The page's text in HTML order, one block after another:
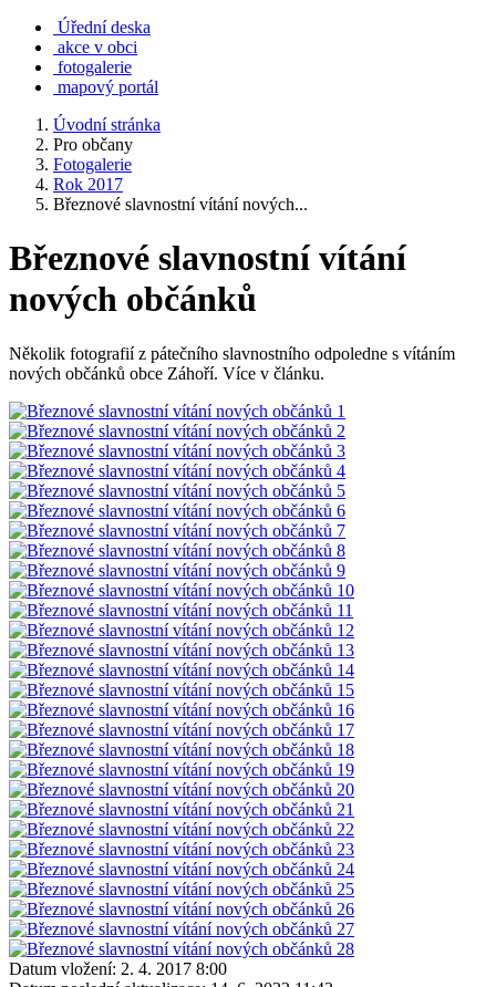
Úřední deska
akce v obci
fotogalerie
mapový portál
Úvodní stránka
Pro občany
Fotogalerie
Rok 2017
Březnové slavnostní vítání nových...
Březnové slavnostní vítání
nových občánků
Několik fotografií z pátečního slavnostního odpoledne s vítáním
nových občánků obce Záhoří. Více v článku.
Datum vložení: 2. 4. 2017 8:00